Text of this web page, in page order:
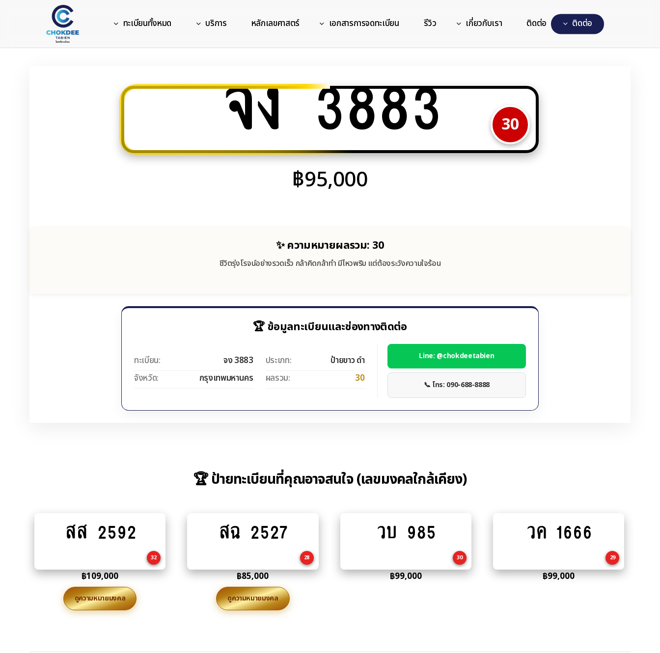
content
ทะเบียนทั้งหมด บริการ หลักเลขศาสตร์ เอกสารการจดทะเบียน รีวิว เกี่ยวกับเรา ติดต่อ ตดตอ
จง 3883 30
฿95,000
✨ ความหมายผลรวม: 30
ชีวิตรุ่งโรจน์อย่างรวดเร็ว กล้าคิดกล้าทำ มีไหวพริบ แต่ต้องระวังความใจร้อน
🏆 ข้อมูลทะเบียนและช่องทางติดต่อ
ทะเบียน:
จง 3883
จังหวัด:
กรุงเทพมหานคร
ประเภท:
ป้ายขาว ดำ
ผลรวม:
30
Line: @chokdeetabien
📞 โทร: 090-688-8888
🏆 ป้ายทะเบียนที่คุณอาจสนใจ (เลขมงคลใกล้เคียง)
Add
to
สส 2592
32
฿109,000
ดูความหมายมงคล
Add
to
สฉ 2527
28
฿85,000
ดูความหมายมงคล
Add
to
วบ 985
30
฿99,000
Add
to
วค 1666
29
฿99,000